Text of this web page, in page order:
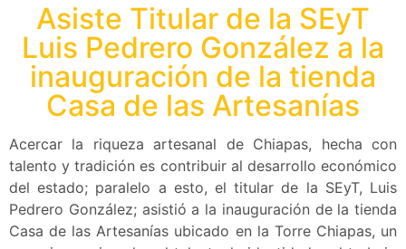
Asiste Titular de la SEyT
Luis Pedrero González a la
inauguración de la tienda
Casa de las Artesanías
Acercar la riqueza artesanal de Chiapas, hecha con
talento y tradición es contribuir al desarrollo económico
del estado; paralelo a esto, el titular de la SEyT, Luis
Pedrero González; asistió a la inauguración de la tienda
Casa de las Artesanías ubicado en la Torre Chiapas, un